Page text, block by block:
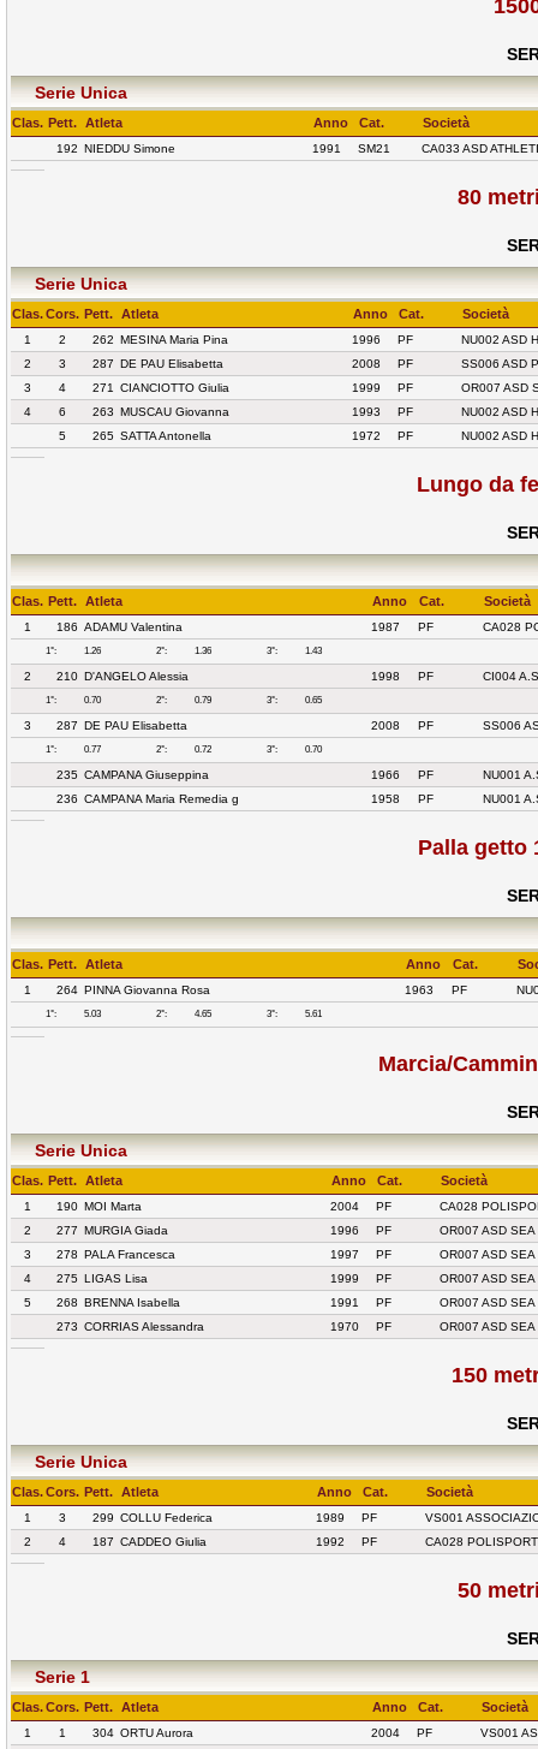
Serie Unica
Clas. Pett. Atleta Anno Cat. Società
192 NIEDDU Simone 1991 SM21 CA033 ASD
80
Serie Unica
Clas.Cors. Pett. Atleta Anno Cat. Società
1 2 262 MESINA Maria Pina 1996 PF
NU002 ASD
2
3 287 DE PAU Elisabetta 2008 PF
SS006 ASD
3
4 271 CIANCIOTTO Giulia 1999 PF
OR007 ASD
4
6 263 MUSCAU Giovanna 1993 PF
NU002 ASD
5
265 SATTA Antonella 1972 PF NU002 ASD
Lungo da
Clas. Pett. Atleta Anno Cat. Società
1 186 ADAMU Valentina 1987 PF CA028
1°: 1.26 2°: 1.36 3°: 1.43
2 210 D'ANGELO Alessia 1998 PF CI004
1°: 0.70 2°: 0.79 3°: 0.65
3 287 DE PAU Elisabetta 2008 PF SS006
1°: 0.77 2°: 0.72 3°: 0.70
235 CAMPANA Giuseppina 1966 PF
NU001
236 CAMPANA Maria Remedia g 1958 PF NU001
Palla getto
Clas. Pett. Atleta Anno Cat.
1 264 PINNA Giovanna Rosa 1963 PF
1°: 5.03 2°: 4.65 3°: 5.61
Marcia/
Serie Unica
Clas. Pett. Atleta Anno Cat. Società
1 190 MOI Marta 2004 PF
CA028
2
277 MURGIA Giada 1996 PF
OR007 ASD SEA
3
278 PALA Francesca 1997 PF
OR007 ASD SEA
4
275 LIGAS Lisa 1999 PF
OR007 ASD SEA
5
268 BRENNA Isabella 1991 PF
OR007 ASD SEA
273 CORRIAS Alessandra 1970 PF OR007 ASD SEA
150
Serie Unica
Clas.Cors. Pett. Atleta Anno Cat. Società
1 3 299 COLLU Federica 1989 PF
VS001
2
4 187 CADDEO Giulia 1992 PF CA028
50
Serie 1
Clas.Cors. Pett. Atleta Anno Cat. Società
1 1 304 ORTU Aurora 2004 PF
VS001